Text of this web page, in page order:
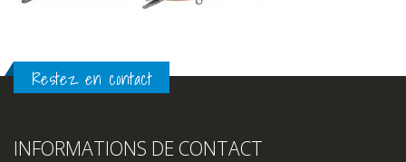
Restez en contact
INFORMATIONS DE CONTACT